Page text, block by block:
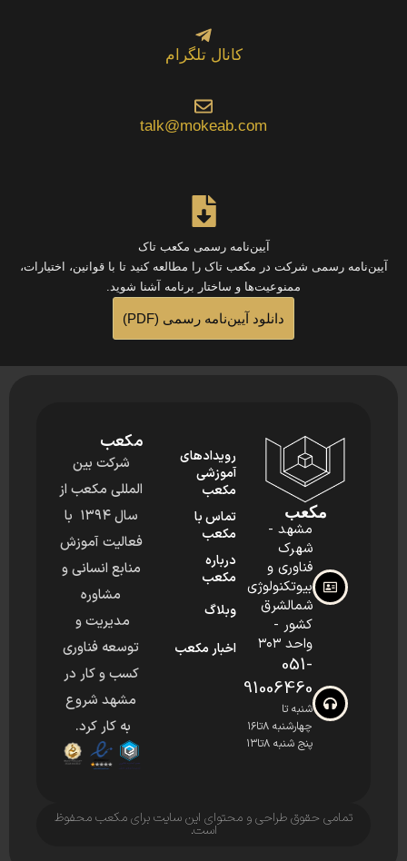
کانال تلگرام
talk@mokeab.com
آیین‌نامه رسمی مکعب تاک
آیین‌نامه رسمی شرکت در مکعب تاک را مطالعه کنید تا با قوانین، اختیارات،
ممنوعیت‌ها و ساختار برنامه آشنا شوید.
دانلود آیین‌نامه رسمی (PDF)
مکعب
مشهد -
شهرک
فناوری و
بیوتکنولوژی
شمالشرق
کشور -
واحد ۳۰۳
051-
91006460
شنبه تا
چهارشنبه ۸تا۱۶
پنج شنبه ۸تا۱۳
رویدادهای
آموزشی
مکعب
تماس با
مکعب
درباره
مکعب
وبلاگ
اخبار مکعب
مکعب
شرکت بین
المللی مکعب از
سال ۱۳۹۴ با
فعالیت آموزش
منابع انسانی و
مشاوره
مدیریت و
توسعه فناوری
کسب و کار در
مشهد شروع
به کار کرد.
تمامی حقوق طراحی و محتوای این سایت برای مکعب محفوظ
است.